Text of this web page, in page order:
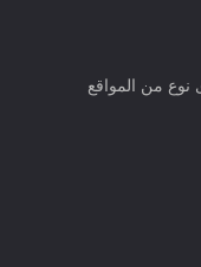
نوع من المواقع